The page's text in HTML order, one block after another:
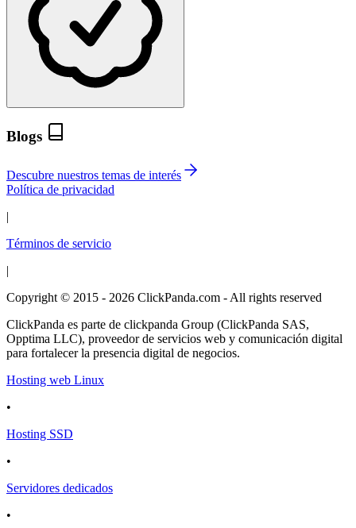
Blogs
Descubre nuestros temas de interés
Política de privacidad
|
Términos de servicio
|
Copyright © 2015 - 2026 ClickPanda.com - All rights reserved
ClickPanda es parte de clickpanda Group (ClickPanda SAS,
Opptima LLC), proveedor de servicios web y comunicación digital
para fortalecer la presencia digital de negocios.
Hosting web Linux
•
Hosting SSD
•
Servidores dedicados
•